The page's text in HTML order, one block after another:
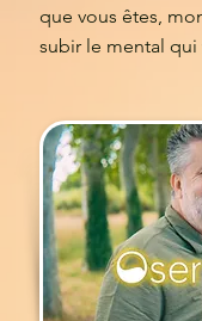
que vous êtes,
subir le mental